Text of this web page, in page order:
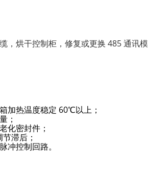
，烘干控制柜，修复或更换 485 通讯模
加热温度稳定 60℃以上；
；
化密封件；
滞后；
冲控制回路。